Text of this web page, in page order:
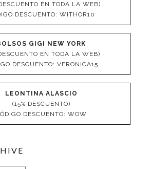
EN TODA LA WEB)
DESCUENTO: WITHOR10
GIGI NEW YORK
EN TODA LA WEB)
DESCUENTO: VERONICA15
LEONTINA ALASCIO
(15% DESCUENTO)
DESCUENTO: WOW